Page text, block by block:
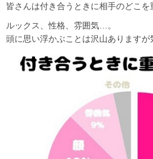
皆さんは付き合うときに相手のどこを
ルックス、性格、雰囲気…。
頭に思い浮かぶことは沢山ありますが